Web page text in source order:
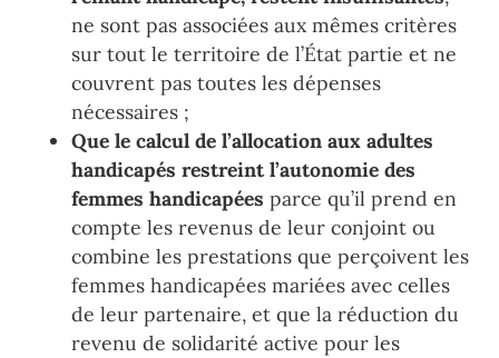
ne sont pas associées aux mêmes critères
sur tout le territoire de l’État partie et ne
couvrent pas toutes les dépenses
nécessaires ;
Que le calcul de l’allocation aux adultes
handicapés restreint l’autonomie des
femmes handicapées parce qu’il prend en
compte les revenus de leur conjoint ou
combine les prestations que perçoivent les
femmes handicapées mariées avec celles
de leur partenaire, et que la réduction du
revenu de solidarité active pour les